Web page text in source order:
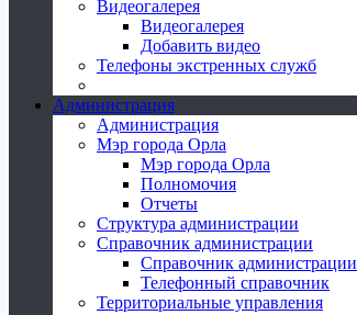
Видеогалерея
Видеогалерея
Добавить видео
Телефоны экстренных служб
Администрация
Администрация
Мэр города Орла
Мэр города Орла
Полномочия
Отчеты
Структура администрации
Справочник администрации
Справочник администрации
Телефонный справочник
Территориальные управления